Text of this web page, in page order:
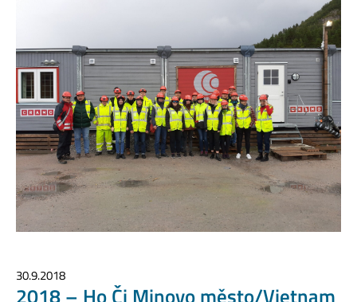
30.9.2018